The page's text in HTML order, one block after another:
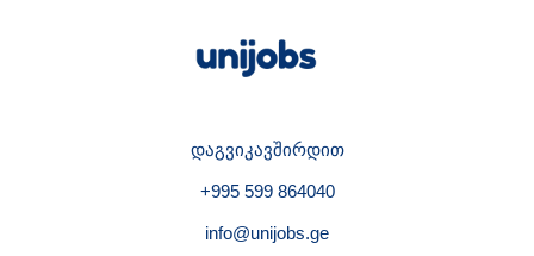
დაგვიკავშირდით
+995 599 864040
info@unijobs.ge